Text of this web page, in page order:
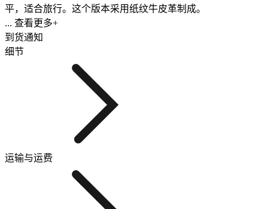
平，适合旅行。这个版本采用纸纹牛皮革制成。
... 查看更多+
到货通知
细节
运输与运费